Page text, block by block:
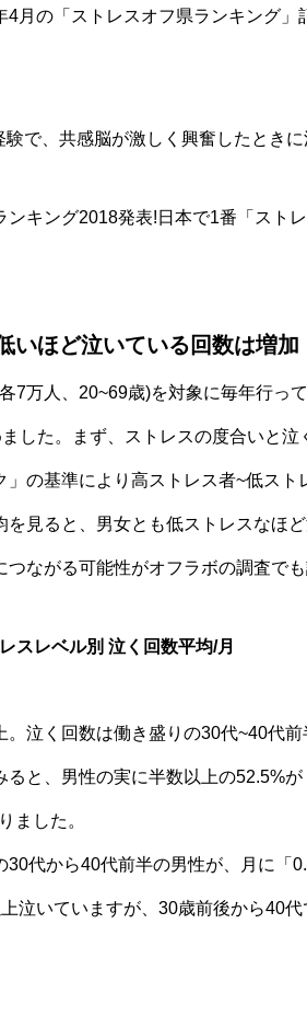
月の「ストレスオフ県ランキング」
で、共感脳が激しく興奮したときに
キング2018発表!日本で1番「スト
いほど泣いている回数は増加
7万人、20~69歳)を対象に毎年行っ
した。まず、ストレスの度合いと泣
」の基準により高ストレス者~低スト
見ると、男女とも低ストレスなほ
ながる可能性がオフラボの調査でも
スレベル別 泣く回数平均/月
泣く回数は働き盛りの30代~40代前
と、男性の実に半数以上の52.5%が
ました。
代から40代前半の男性が、月に「
泣いていますが、30歳前後から40